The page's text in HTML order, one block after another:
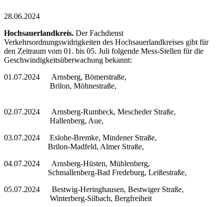
28.06.2024
Hochsauerlandkreis. Der Fachdienst
Verkehrsordnungswidrigkeiten des Hochsauerlandkreises gibt für
den Zeitraum vom 01. bis 05. Juli folgende Mess-Stellen für die
Geschwindigkeitsüberwachung bekannt:
01.07.2024 Arnsberg, Bömerstraße,
Brilon, Möhnestraße,
02.07.2024 Arnsberg-Rumbeck, Mescheder Straße,
Hallenberg, Aue,
03.07.2024 Eslohe-Bremke, Mindener Straße,
Brilon-Madfeld, Almer Straße,
04.07.2024 Arnsberg-Hüsten, Mühlenberg,
Schmallenberg-Bad Fredeburg, Leißestraße,
05.07.2024 Bestwig-Heringhausen, Bestwiger Straße,
Winterberg-Silbach, Bergfreiheit